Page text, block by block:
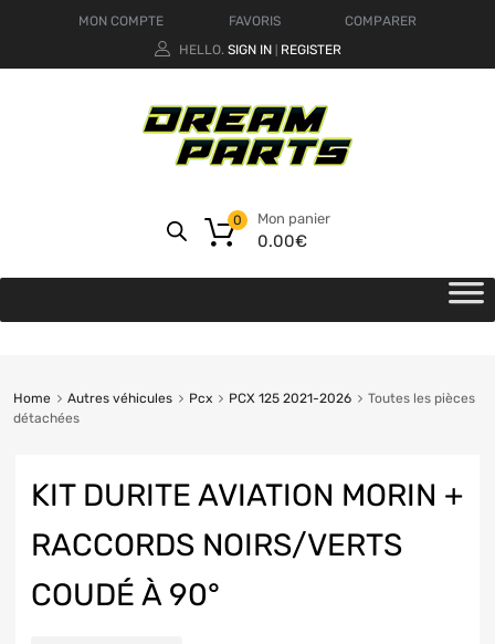
MON COMPTE FAVORIS
COMPARER
HELLO. SIGN IN REGISTER
Mon panier
0.00€
0
Home Autres véhicules Pcx PCX 125 2021-2026
Toutes les pièces
détachées
KIT DURITE AVIATION MORIN +
RACCORDS NOIRS/VERTS
COUDÉ À 90°